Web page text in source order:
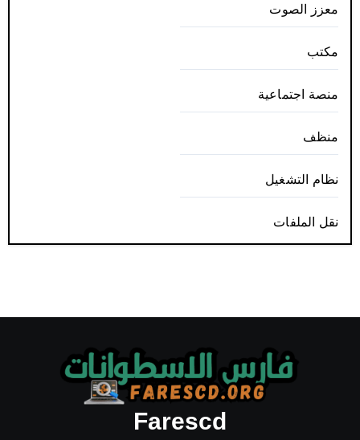
معزز الصوت
مكتب
منصة اجتماعية
منظف
نظام التشغيل
نقل الملفات
Farescd